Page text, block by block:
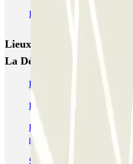
INDIGO Centre - Grande
Lieux et événements
La Défense - Reflets / Iris
Parking CNIT - La Défense
Parking La Défense (Paris) »
Parking La Défense Arena
prix
Se garer pour le concert de